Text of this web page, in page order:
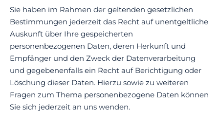
Sie haben im Rahmen der geltenden gesetzlichen
Bestimmungen jederzeit das Recht auf unentgeltliche
Auskunft über Ihre gespeicherten
personenbezogenen Daten, deren Herkunft und
Empfänger und den Zweck der Datenverarbeitung
und gegebenenfalls ein Recht auf Berichtigung oder
Löschung dieser Daten. Hierzu sowie zu weiteren
Fragen zum Thema personenbezogene Daten können
Sie sich jederzeit an uns wenden.